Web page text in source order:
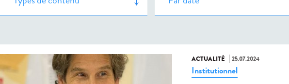
ACTUALITÉ 25.07.2024
Institutionnel